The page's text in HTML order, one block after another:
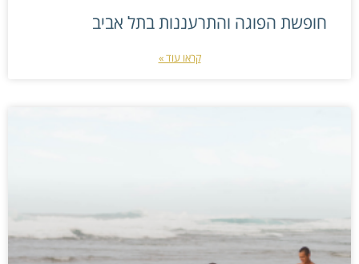
חופשת הפוגה והתרעננות בתל אביב
קראו עוד »